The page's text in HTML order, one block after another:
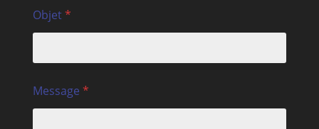
Objet*
Message *